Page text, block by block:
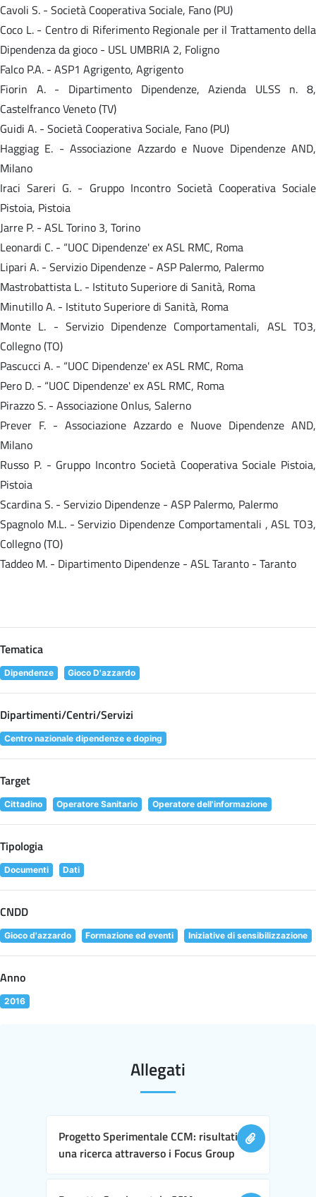
Cavoli S. - Società Cooperativa Sociale, Fano (PU)
Coco L. - Centro di Riferimento Regionale per il Trattamento della
Dipendenza da gioco - USL UMBRIA 2, Foligno
Falco P.A. - ASP1 Agrigento, Agrigento
Fiorin A. - Dipartimento Dipendenze, Azienda ULSS n. 8,
Castelfranco Veneto (TV)
Guidi A. - Società Cooperativa Sociale, Fano (PU)
Haggiag E. - Associazione Azzardo e Nuove Dipendenze AND,
Milano
Iraci Sareri G. - Gruppo Incontro Società Cooperativa Sociale
Pistoia, Pistoia
Jarre P. - ASL Torino 3, Torino
Leonardi C. - “UOC Dipendenze' ex ASL RMC, Roma
Lipari A. - Servizio Dipendenze - ASP Palermo, Palermo
Mastrobattista L. - Istituto Superiore di Sanità, Roma
Minutillo A. - Istituto Superiore di Sanità, Roma
Monte L. - Servizio Dipendenze Comportamentali, ASL TO3,
Collegno (TO)
Pascucci A. - “UOC Dipendenze' ex ASL RMC, Roma
Pero D. - “UOC Dipendenze' ex ASL RMC, Roma
Pirazzo S. - Associazione Onlus, Salerno
Prever F. - Associazione Azzardo e Nuove Dipendenze AND,
Milano
Russo P. - Gruppo Incontro Società Cooperativa Sociale Pistoia,
Pistoia
Scardina S. - Servizio Dipendenze - ASP Palermo, Palermo
Spagnolo M.L. - Servizio Dipendenze Comportamentali , ASL TO3,
Collegno (TO)
Taddeo M. - Dipartimento Dipendenze - ASL Taranto - Taranto
Tematica
Dipendenze Gioco D'azzardo
Dipartimenti/Centri/Servizi
Centro nazionale dipendenze e doping
Target
Cittadino Operatore Sanitario Operatore dell'informazione
Tipologia
Documenti Dati
CNDD
Gioco d'azzardo Formazione ed eventi Iniziative di sensibilizzazione
Anno
2016
Allegati
Progetto Sperimentale CCM: risultati di
una ricerca attraverso i Focus Group